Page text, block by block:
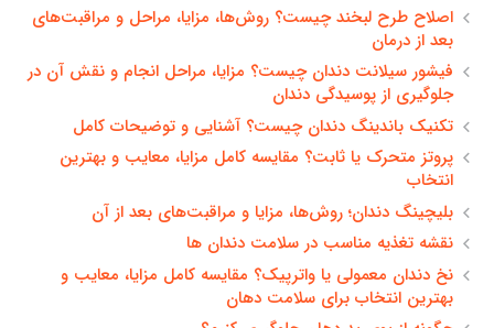
اصلاح طرح لبخند چیست؟ روش‌ها، مزایا، مراحل و مراقبت‌های
بعد از درمان
فیشور سیلانت دندان چیست؟ مزایا، مراحل انجام و نقش آن در
جلوگیری از پوسیدگی دندان
تکنیک باندینگ دندان چیست؟ آشنایی و توضیحات کامل
پروتز متحرک یا ثابت؟ مقایسه کامل مزایا، معایب و بهترین
انتخاب
بلیچینگ دندان؛ روش‌ها، مزایا و مراقبت‌های بعد از آن
نقشه تغذیه مناسب در سلامت دندان ها
نخ دندان معمولی یا واترپیک؟ مقایسه کامل مزایا، معایب و
بهترین انتخاب برای سلامت دهان